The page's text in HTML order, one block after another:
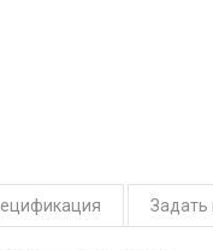
Задать